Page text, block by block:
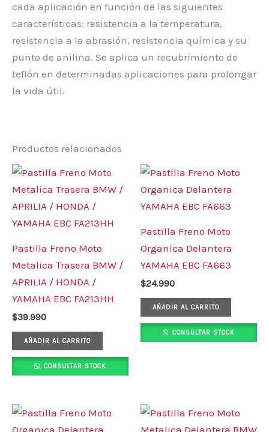
cada aplicación en función de las siguientes
características: resistencia a la temperatura,
resistencia a la abrasión, resistencia química y su
punto de anilina. Se aplica un recubrimiento de
teflón en determinadas aplicaciones para prolongar
la vida útil.
Productos relacionados
Pastilla Freno Moto
Metalica Trasera BMW /
APRILIA / HONDA /
YAMAHA EBC FA213HH
$39.990
AÑADIR AL CARRITO
CONSULTAR STOCK
Pastilla Freno Moto
Organica Delantera
YAMAHA EBC FA663
$24.990
AÑADIR AL CARRITO
CONSULTAR STOCK